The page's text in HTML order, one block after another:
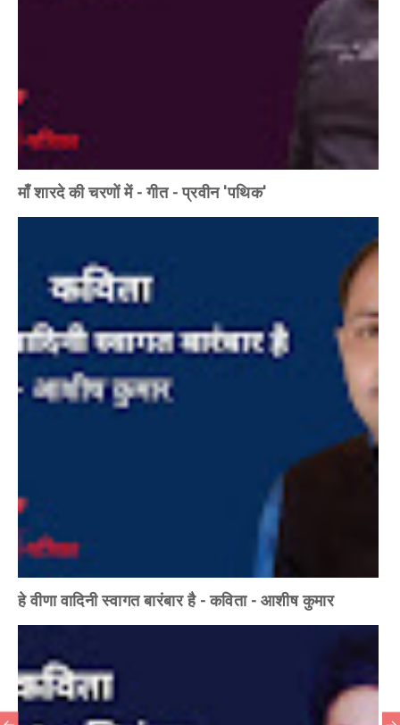
माँ शारदे की चरणों में - गीत - प्रवीन 'पथिक'
हे वीणा वादिनी स्वागत बारंबार है - कविता - आशीष कुमार